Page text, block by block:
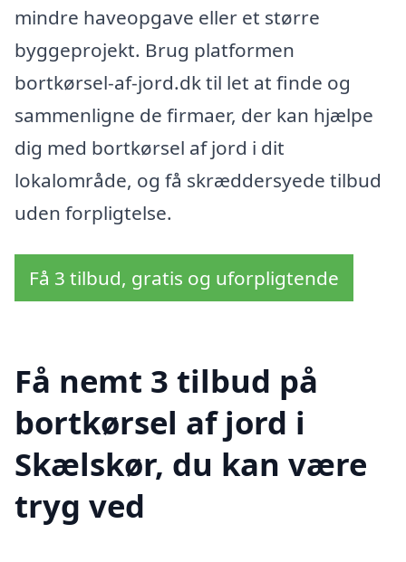
mindre haveopgave eller et større
byggeprojekt. Brug platformen
bortkørsel-af-jord.dk til let at finde og
sammenligne de firmaer, der kan hjælpe
dig med bortkørsel af jord i dit
lokalområde, og få skræddersyede tilbud
uden forpligtelse.
Få 3 tilbud, gratis og uforpligtende
Få nemt 3 tilbud på
bortkørsel af jord i
Skælskør, du kan være
tryg ved